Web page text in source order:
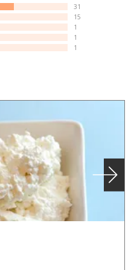
31
15
1
1
1